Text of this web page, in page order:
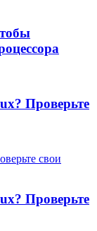
Проверьте
Проверьте